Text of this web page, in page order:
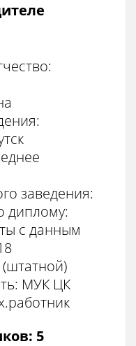
заведения:
диплому:
с данным
МУК ЦК
5